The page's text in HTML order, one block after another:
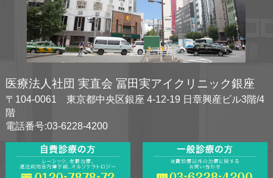
医療法人社団 実直会 冨田実アイクリニック銀座
〒104-0061 東京都中央区銀座 4-12-19 日章興産ビル3階/4
階
電話番号:03-6228-4200